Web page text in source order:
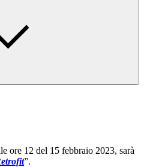
ore 12 del 15 febbraio 2023, sarà
”.